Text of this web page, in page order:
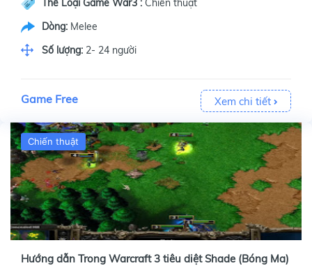
Thể Loại Game War3 : Chiến thuật
Dòng: Melee
Số lượng: 2- 24 người
Game Free Xem chi tiết
Chiến thuật
Hướng dẫn Trong Warcraft 3 tiêu diệt Shade (Bóng Ma)